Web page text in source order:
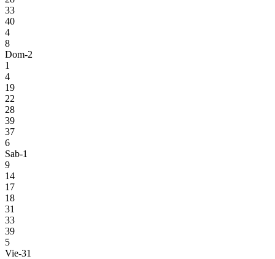
33
40
4
8
Dom-2
1
4
19
22
28
39
37
6
Sab-1
9
14
17
18
31
33
39
5
Vie-31